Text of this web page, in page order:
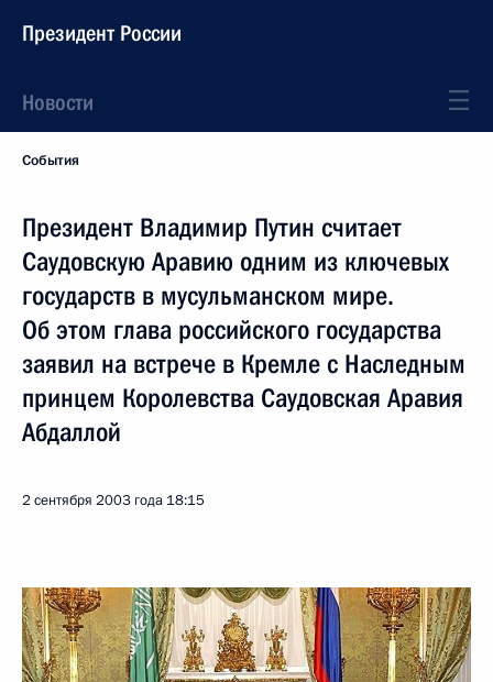
Президент России
Новости
События
Президент Владимир Путин считает
Саудовскую Аравию одним из ключевых
государств в мусульманском мире.
Об этом глава российского государства
заявил на встрече в Кремле с Наследным
принцем Королевства Саудовская Аравия
Абдаллой
2 сентября 2003 года 18:15